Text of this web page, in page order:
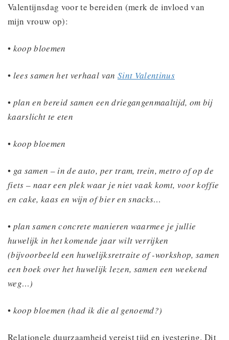
Valentijnsdag voor te bereiden (merk de invloed van
mijn vrouw op):
• koop bloemen
• lees samen het verhaal van Sint Valentinus
• plan en bereid samen een driegangenmaaltijd, om bij
kaarslicht te eten
• koop bloemen
• ga samen – in de auto, per tram, trein, metro of op de
fiets – naar een plek waar je niet vaak komt, voor koffie
en cake, kaas en wijn of bier en snacks…
• plan samen concrete manieren waarmee je jullie
huwelijk in het komende jaar wilt verrijken
(bijvoorbeeld een huwelijksretraite of -workshop, samen
een boek over het huwelijk lezen, samen een weekend
weg…)
• koop bloemen (had ik die al genoemd?)
Relationele duurzaamheid vereist tijd en ivestering. Dit